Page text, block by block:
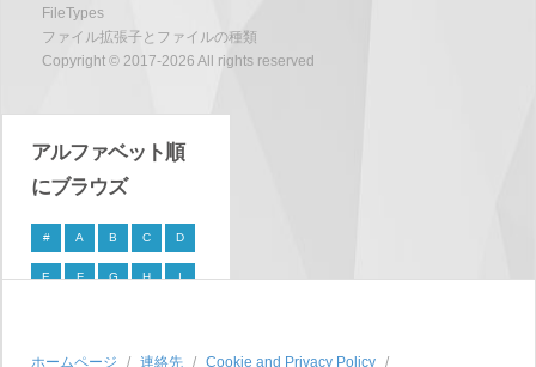
FileTypes
ファイル拡張子とファイルの種類
Copyright © 2017-2026 All rights reserved
アルファベット順
にブラウズ
# A B C D
E F G H I
P Q R S
ホームページ 連絡先 Cookie and Privacy Policy